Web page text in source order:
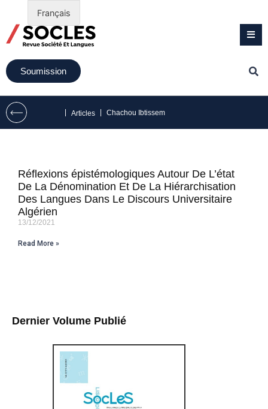
Soumission
Articles Chachou Ibtissem
Dernier Volume Publié
Réflexions épistémologiques Autour De L’état
De La Dénomination Et De La Hiérarchisation
Des Langues Dans Le Discours Universitaire
Algérien
13/12/2021
Read More »
Français